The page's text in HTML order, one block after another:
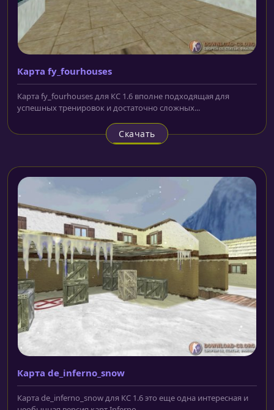
Карта fy_fourhouses
Карта fy_fourhouses для КС 1.6 вполне подходящая для
успешных тренировок и достаточно сложных...
Скачать
Карта de_inferno_snow
Карта de_inferno_snow для КС 1.6 это еще одна интересная и